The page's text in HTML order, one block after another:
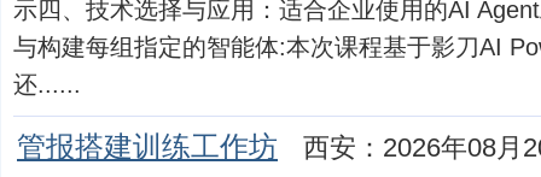
示四、技术选择与应用：适合企业使用的AI
与构建每组指定的智能体:本次课程基于影刀AI
还......
管报搭建训练工作坊 西安：2026年08月